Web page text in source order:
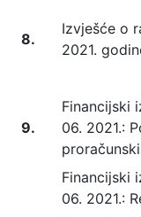
8.
Izvješće o
2021.
9.
Financijski
06. 2021.:
Financijski
06. 2021.: